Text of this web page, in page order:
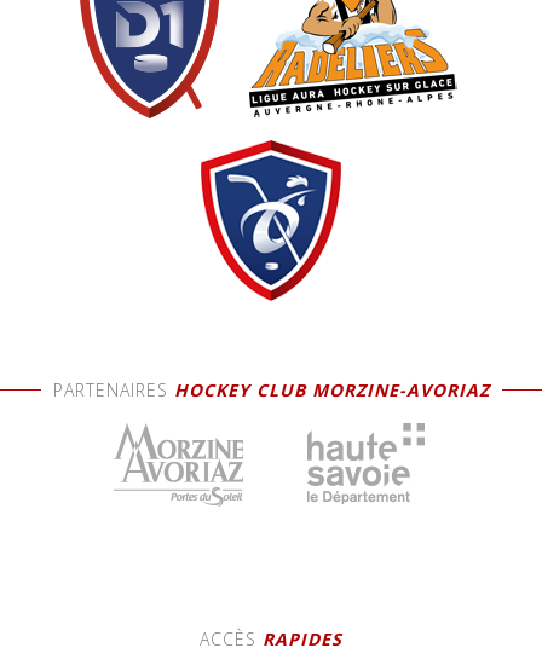
PARTENAIRES HOCKEY CLUB MORZINE-AVORIAZ
ACCÈS RAPIDES